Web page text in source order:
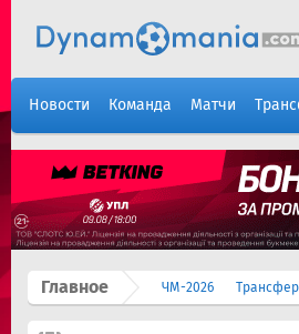
Новости Команда Матчи
Главное ЧМ-2026